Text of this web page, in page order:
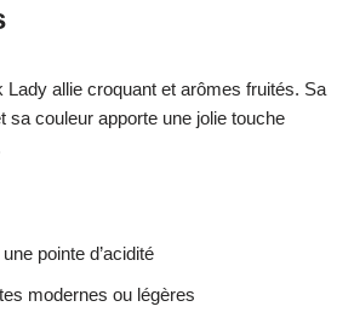
Lady allie croquant et arômes fruités. Sa
sa couleur apporte une jolie touche
pointe d’acidité
modernes ou légères